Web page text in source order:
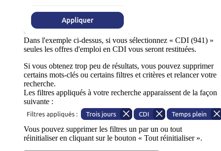
Dans l'exemple ci-dessus, si vous sélectionnez « CDI (941) »
seules les offres d'emploi en CDI vous seront restituées.
Si vous obtenez trop peu de résultats, vous pouvez supprimer
certains mots-clés ou certains filtres et critères et relancer votre
recherche.
Les filtres appliqués à votre recherche apparaissent de la façon
suivante :
Vous pouvez supprimer les filtres un par un ou tout
réinitialiser en cliquant sur le bouton « Tout réinitialiser ».